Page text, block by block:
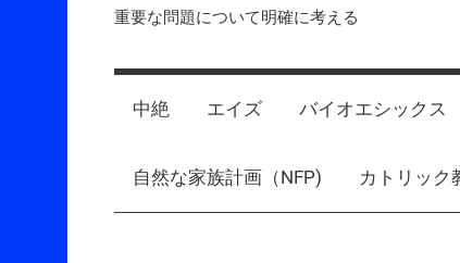
重要な問題について明確に考える
中絶 エイズ バイオエシックス
自然な家族計画（NFP) カトリック